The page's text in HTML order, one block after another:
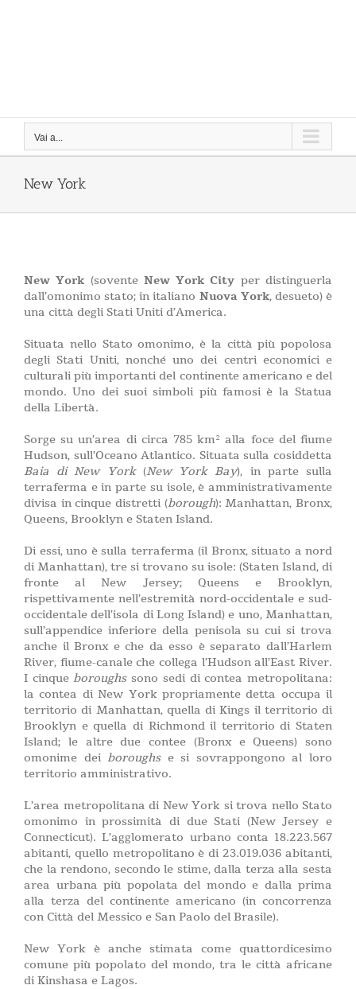
Vai a...
New York
New York (sovente New York City per distinguerla
dall’omonimo stato; in italiano Nuova York, desueto) è
una città degli Stati Uniti d’America.
Situata nello Stato omonimo, è la città più popolosa
degli Stati Uniti, nonché uno dei centri economici e
culturali più importanti del continente americano e del
mondo. Uno dei suoi simboli più famosi è la Statua
della Libertà.
Sorge su un’area di circa 785 km² alla foce del fiume
Hudson, sull’Oceano Atlantico. Situata sulla cosiddetta
Baia di New York(New York Bay), in parte sulla
terraferma e in parte su isole, è amministrativamente
divisa in cinque distretti (borough): Manhattan, Bronx,
Queens, Brooklyn e Staten Island.
Di essi, uno è sulla terraferma (il Bronx, situato a nord
di Manhattan), tre si trovano su isole: (Staten Island, di
fronte al New Jersey; Queens e Brooklyn,
rispettivamente nell’estremità nord-occidentale e sud-
occidentale dell’isola di Long Island) e uno, Manhattan,
sull’appendice inferiore della penisola su cui si trova
anche il Bronx e che da esso è separato dall’Harlem
River, fiume-canale che collega l’Hudson all’East River.
I cinque boroughssono sedi di contea metropolitana:
la contea di New York propriamente detta occupa il
territorio di Manhattan, quella di Kings il territorio di
Brooklyn e quella di Richmond il territorio di Staten
Island; le altre due contee (Bronx e Queens) sono
omonime dei boroughse si sovrappongono al loro
territorio amministrativo.
L’area metropolitana di New York si trova nello Stato
omonimo in prossimità di due Stati (New Jersey e
Connecticut). L’agglomerato urbano conta 18.223.567
abitanti, quello metropolitano è di 23.019.036 abitanti,
che la rendono, secondo le stime, dalla terza alla sesta
area urbana più popolata del mondo e dalla prima
alla terza del continente americano (in concorrenza
con Città del Messico e San Paolo del Brasile).
New York è anche stimata come quattordicesimo
comune più popolato del mondo, tra le città africane
di Kinshasa e Lagos.